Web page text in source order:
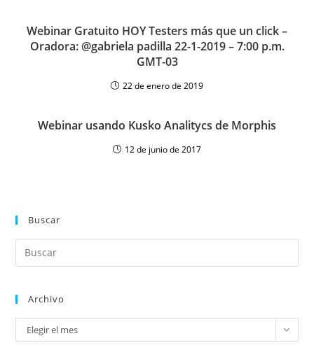
Webinar Gratuito HOY Testers más que un click –
Oradora: @gabriela padilla 22-1-2019 – 7:00 p.m.
GMT-03
22 de enero de 2019
Webinar usando Kusko Analitycs de Morphis
12 de junio de 2017
Buscar
Archivo
Elegir el mes